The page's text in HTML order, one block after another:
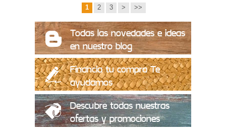
1 2 3 > >>
Todas las novedades e ideas
en nuestro blog
Financia tu compra Te
ayudamos
Descubre todas nuestras
ofertas y promociones